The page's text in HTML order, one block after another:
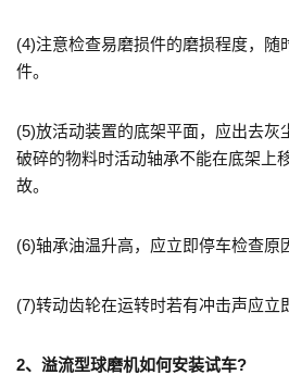
(4)注意检查易磨损件的磨损程度，随
件。
(5)放活动装置的底架平面，应出去灰
破碎的物料时活动轴承不能在底架上
故。
(6)轴承油温升高，应立即停车检查原
(7)转动齿轮在运转时若有冲击声应立
2、溢流型球磨机如何安装试车?